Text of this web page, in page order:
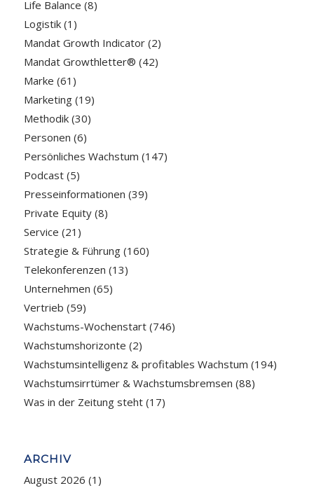
Life Balance (8)
Logistik(1)
Mandat Growth Indicator(2)
Mandat Growthletter® (42)
Marke (61)
Marketing(19)
Methodik(30)
Personen (6)
Persönliches Wachstum (147)
Podcast(5)
Presseinformationen (39)
Private Equity(8)
Service (21)
Strategie & Führung(160)
Telekonferenzen (13)
Unternehmen (65)
Vertrieb (59)
Wachstums-Wochenstart(746)
Wachstumshorizonte (2)
Wachstumsintelligenz & profitables Wachstum (194)
Wachstumsirrtümer & Wachstumsbremsen (88)
Was in der Zeitung steht(17)
ARCHIV
August 2026 (1)